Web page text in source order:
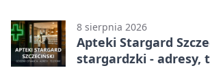
8 sierpnia 2026
Apteki Stargard
stargardzki - adresy,